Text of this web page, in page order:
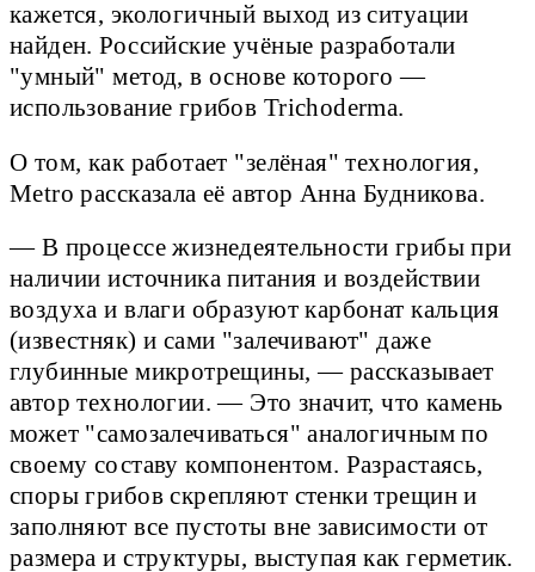
кажется, экологичный выход из ситуации
найден. Российские учёные разработали
"умный" метод, в основе которого —
использование грибов Trichoderma.
О том, как работает "зелёная" технология,
Metro рассказала её автор Анна Будникова.
— В процессе жизнедеятельности грибы при
наличии источника питания и воздействии
воздуха и влаги образуют карбонат кальция
(известняк) и сами "залечивают" даже
глубинные микротрещины, — рассказывает
автор технологии. — Это значит, что камень
может "самозалечиваться" аналогичным по
своему составу компонентом. Разрастаясь,
споры грибов скрепляют стенки трещин и
заполняют все пустоты вне зависимости от
размера и структуры, выступая как герметик.